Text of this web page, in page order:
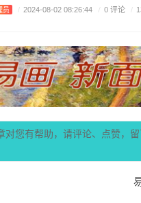
员 / 2024-08-02 08:26:44 / 0 评论 /
对您有帮助，请评论、点赞，